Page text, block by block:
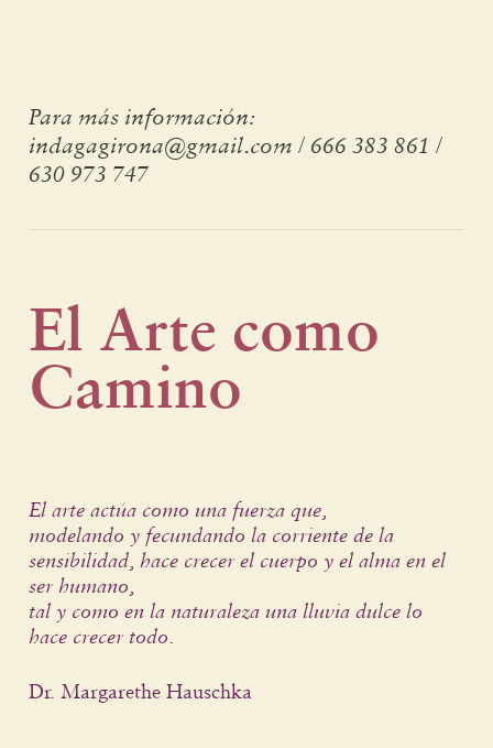
Para más información:
indagagirona@gmail.com / 666 383 861 /
630 973 747
El Arte como
Camino
El arte actúa como una fuerza que,
modelando y fecundando la corriente de la
sensibilidad, hace crecer el cuerpo y el alma en el
ser humano,
tal y como en la naturaleza una lluvia dulce lo
hace crecer todo.
Dr. Margarethe Hauschka